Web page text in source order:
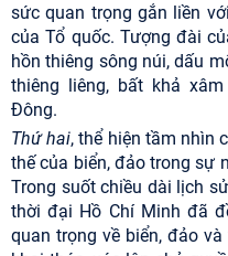
sức quan trọng gắn liền
của Tổ quốc. Tượng đài
hồn thiêng sông núi, dấu
thiêng liêng, bất khả
Đông.
Thứ hai, thể hiện tầm nhìn
thế của biển, đảo trong sự
Trong suốt chiều dài lịch
thời đại Hồ Chí Minh đã
quan trọng về biển, đảo